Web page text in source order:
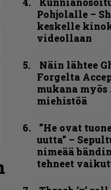
Pohjolalle –
keskelle
videollaan
Näin lähtee
Forgelta
mukana
miehistöä
”He ovat
uutta” –
nimeää
tehneet